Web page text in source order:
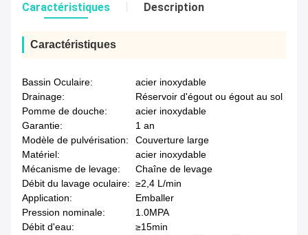
Caractéristiques Description
Caractéristiques
Bassin Oculaire:
acier inoxydable
Drainage:
Réservoir d'égout ou égout au sol
Pomme de douche:
acier inoxydable
Garantie:
1 an
Modèle de pulvérisation:
Couverture large
Matériel:
acier inoxydable
Mécanisme de levage:
Chaîne de levage
Débit du lavage oculaire: ≥2,4 L/min
Application:
Emballer
Pression nominale:
1.0MPA
Débit d'eau:
≥15min